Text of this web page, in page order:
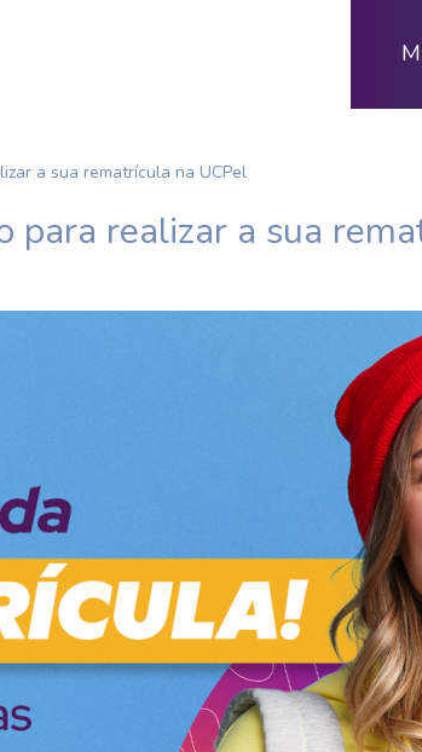
a sua rematrícula na UCPel
para realizar a sua